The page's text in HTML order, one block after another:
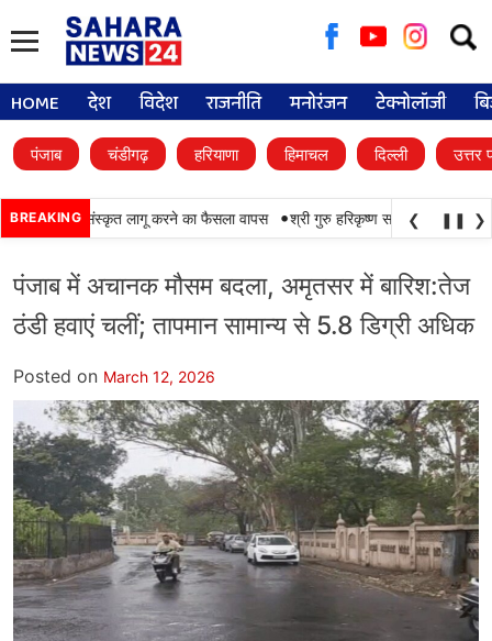
for:
HOME देश विदेश राजनीति मनोरंजन टेक्नोलॉजी
पंजाब चंडीगढ़ हरियाणा हिमाचल दिल्ली उत्तर
BREAKING
रहेगी, संस्कृत लागू करने का फैसला वापस •श्री गुरु हरिकृष्ण साहिब जी के प्रकाश
❮ ❚❚ ❯
पंजाब में अचानक मौसम बदला, अमृतसर में बारिश:तेज
ठंडी हवाएं चलीं; तापमान सामान्य से 5.8 डिग्री अधिक
Posted on March 12, 2026